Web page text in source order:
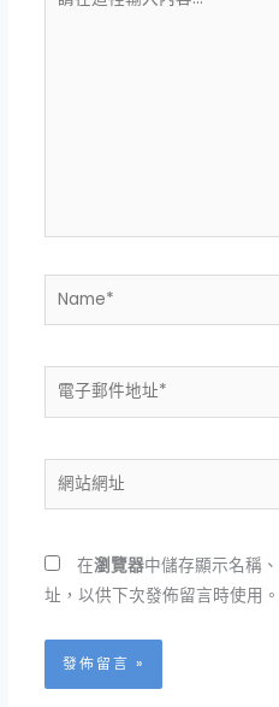
在
Name*
電
*
址
在瀏覽器中儲存顯示名稱
址，以供下次發佈留言時使用。